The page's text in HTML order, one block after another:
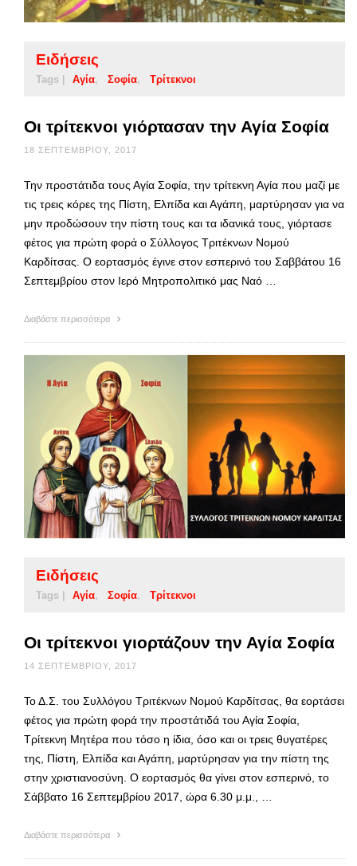
Ειδήσεις
Tags | Αγία Σοφία Τρίτεκνοι
Οι τρίτεκνοι γιόρτασαν την Αγία Σοφία
18 ΣΕΠΤΕΜΒΡΊΟΥ, 2017
Την προστάτιδα τους Αγία Σοφία, την τρίτεκνη Αγία που μαζί με
τις τρεις κόρες της Πίστη, Ελπίδα και Αγάπη, μαρτύρησαν για να
μην προδώσουν την πίστη τους και τα ιδανικά τους, γιόρτασε
φέτος για πρώτη φορά ο Σύλλογος Τριτέκνων Νομού
Καρδίτσας. Ο εορτασμός έγινε στον εσπερινό του Σαββάτου 16
Σεπτεμβρίου στον Ιερό Μητροπολιτικό μας Ναό …
Διαβάστε περισσότερα
Ειδήσεις
Tags | Αγία Σοφία Τρίτεκνοι
Οι τρίτεκνοι γιορτάζουν την Αγία Σοφία
14 ΣΕΠΤΕΜΒΡΊΟΥ, 2017
Το Δ.Σ. του Συλλόγου Τριτέκνων Νομού Καρδίτσας, θα εορτάσει
φέτος για πρώτη φορά την προστάτιδά του Αγία Σοφία,
Τρίτεκνη Μητέρα που τόσο η ίδια, όσο και οι τρεις θυγατέρες
της, Πίστη, Ελπίδα και Αγάπη, μαρτύρησαν για την πίστη της
στην χριστιανοσύνη. Ο εορτασμός θα γίνει στον εσπερινό, το
Σάββατο 16 Σεπτεμβρίου 2017, ώρα 6.30 μ.μ., …
Διαβάστε περισσότερα